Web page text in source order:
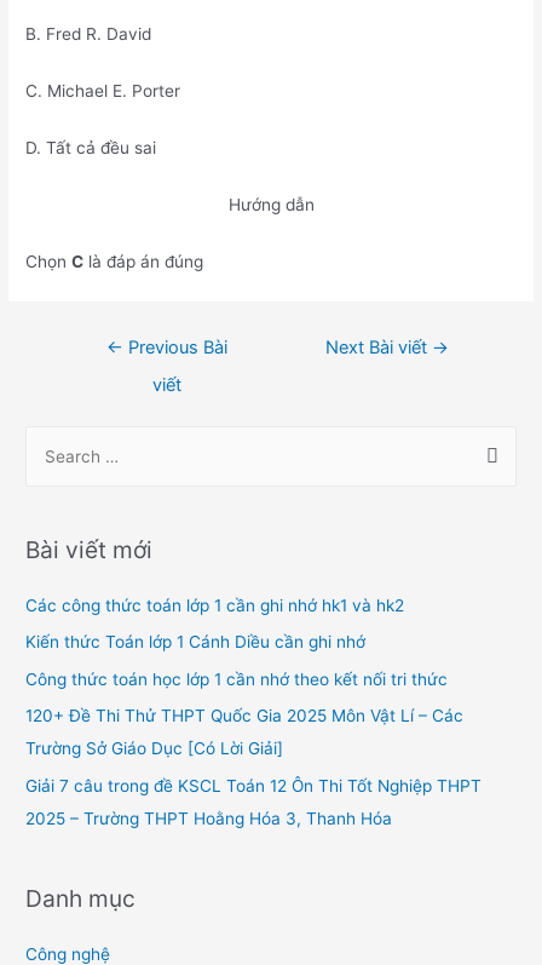
B. Fred R. David
C. Michael E. Porter
D. Tất cả đều sai
Hướng dẫn
ChọnC là đáp án đúng
← Previous Bài
viết
Next Bài viết →
r
h
f
o
Bài viết mới
Các công thức toán lớp 1 cần ghi nhớ hk1 và hk2
Kiến thức Toán lớp 1 Cánh Diều cần ghi nhớ
Công thức toán học lớp 1 cần nhớ theo kết nối tri thức
120+ Đề Thi Thử THPT Quốc Gia 2025 Môn Vật Lí – Các
Trường Sở Giáo Dục [Có Lời Giải]
Giải 7 câu trong đề KSCL Toán 12 Ôn Thi Tốt Nghiệp THPT
2025 – Trường THPT Hoằng Hóa 3, Thanh Hóa
Danh mục
Công nghệ